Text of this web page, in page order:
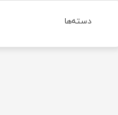
دسته‌ها